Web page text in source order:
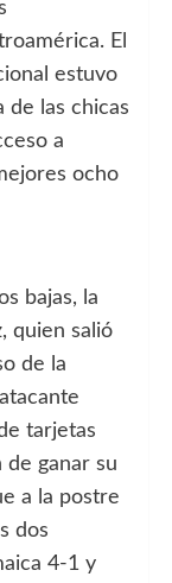
El
estuvo
de las chicas
a
ocho
bajas, la
quien salió
de la
tarjetas
de ganar su
a la postre
dos
4-1 y